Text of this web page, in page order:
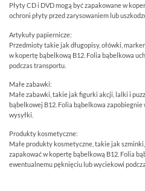
Płyty CD i DVD mogą być zapakowane w
ochroni płyty przed zarysowaniem lub
Artykuły papiernicze:
Przedmioty takie jak długopisy, ołówki,
w kopertę bąbelkową B12. Folia bąbelkowa
podczas transportu.
Małe zabawki:
Małe zabawki, takie jak figurki akcji, lalki i
bąbelkowej B12. Folia bąbelkowa
wysyłki.
Produkty kosmetyczne:
Małe produkty kosmetyczne, takie jak
zapakować w kopertę bąbelkową B12. Folia
ewentualnemu pęknięciu lub wyciekowi